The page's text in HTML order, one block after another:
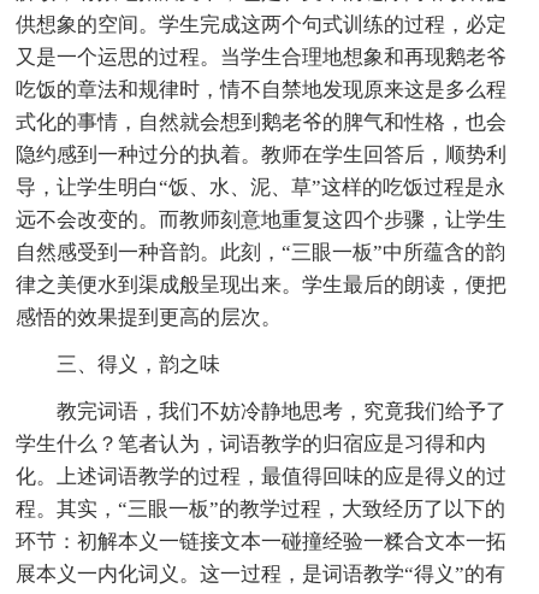
供想象的空间。学生完成这两个句式训练的过程，必定
又是一个运思的过程。当学生合理地想象和再现鹅老爷
吃饭的章法和规律时，情不自禁地发现原来这是多么程
式化的事情，自然就会想到鹅老爷的脾气和性格，也会
隐约感到一种过分的执着。教师在学生回答后，顺势利
导，让学生明白“饭、水、泥、草”这样的吃饭过程是永
远不会改变的。而教师刻意地重复这四个步骤，让学生
自然感受到一种音韵。此刻，“三眼一板”中所蕴含的韵
律之美便水到渠成般呈现出来。学生最后的朗读，便把
感悟的效果提到更高的层次。
三、得义，韵之味
教完词语，我们不妨冷静地思考，究竟我们给予了
学生什么？笔者认为，词语教学的归宿应是习得和内
化。上述词语教学的过程，最值得回味的应是得义的过
程。其实，“三眼一板”的教学过程，大致经历了以下的
环节：初解本义一链接文本一碰撞经验一糅合文本一拓
展本义一内化词义。这一过程，是词语教学“得义”的有